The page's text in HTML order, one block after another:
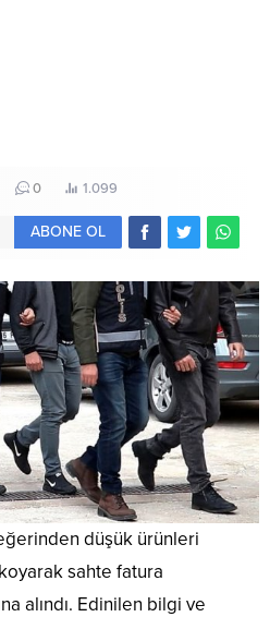
0 1.099
ABONE OL
düşük ürünleri
sahte fatura
alındı. Edinilen bilgi ve